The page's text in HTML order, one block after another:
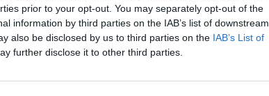
prior to your opt-out. You may separately opt-out of the
information by third parties on the IAB’s list of downstream
also be disclosed by us to third parties on the IAB’s List of
further disclose it to other third parties.
Presenze a voto